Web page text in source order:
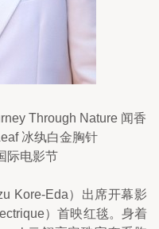
Through Nature 闻香
冰纨白金胸针
际电影节
Kore-Eda）出席开幕影
）首映红毯。身着